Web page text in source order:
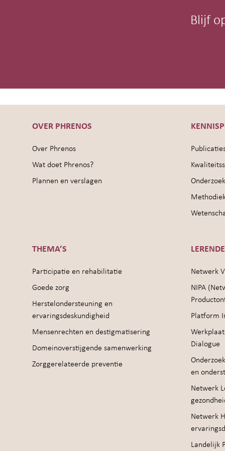
Blijf
OVER PHRENOS
Over Phrenos
Wat doet Phrenos?
Plannen en verslagen
THEMA’S
Participatie en rehabilitatie
Goede zorg
Herstelondersteuning en
ervaringsdeskundigheid
Mensenrechten en destigmatisering
Domeinoverstijgende samenwerking
Zorggerelateerde preventie
Netwerk
NIPA
Platform
Dialogue
en
Netwerk
Netwerk
Landelijk